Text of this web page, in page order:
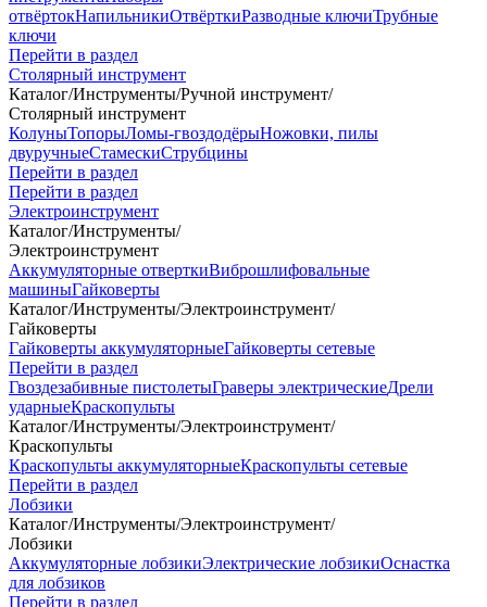
отвёртокНапильникиОтвёрткиРазводные ключиТрубные
ключи
Перейти в раздел
Столярный инструмент
Каталог/Инструменты/Ручной инструмент/
Столярный инструмент
КолуныТопорыЛомы-гвоздодёрыНожовки, пилы
двуручныеСтамескиСтрубцины
Перейти в раздел
Перейти в раздел
Электроинструмент
Каталог/Инструменты/
Электроинструмент
Аккумуляторные отверткиВиброшлифовальные
машиныГайковерты
Каталог/Инструменты/Электроинструмент/
Гайковерты
Гайковерты аккумуляторныеГайковерты сетевые
Перейти в раздел
Гвоздезабивные пистолетыГраверы электрическиеДрели
ударныеКраскопульты
Каталог/Инструменты/Электроинструмент/
Краскопульты
Краскопульты аккумуляторныеКраскопульты сетевые
Перейти в раздел
Лобзики
Каталог/Инструменты/Электроинструмент/
Лобзики
Аккумуляторные лобзикиЭлектрические лобзикиОснастка
для лобзиков
Перейти в раздел